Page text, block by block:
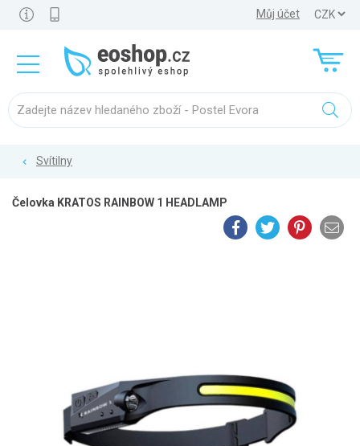
Můj účet
Svítilny
Čelovka KRATOS RAINBOW 1 HEADLAMP